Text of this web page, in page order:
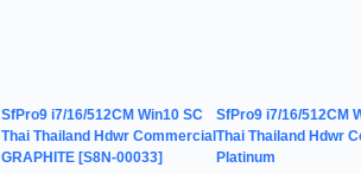
SfPro9 i7/16/512CM Win10 SC
Thai Thailand Hdwr Commercial
GRAPHITE [S8N-00033]
SfPro9 i7/16/512CM
Thai Thailand Hdwr
Platinum